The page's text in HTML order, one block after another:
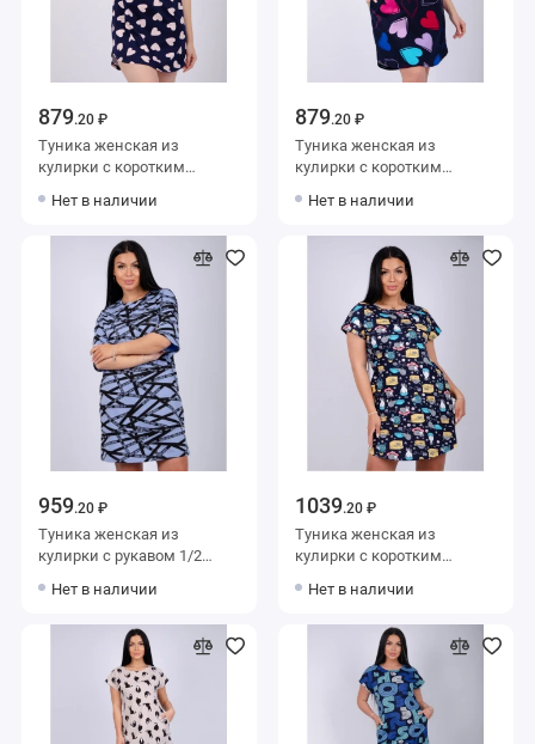
879.20 ₽
Туника женская из
кулирки с коротким
Сердечки
Нет в наличии
879.20 ₽
Туника женская из
кулирки с коротким
Сердечки
Нет в наличии
959.20 ₽
Туника женская из
кулирки с рукавом 1/2
Нет в наличии
1039.20 ₽
Туника женская из
кулирки с коротким
Нет в наличии